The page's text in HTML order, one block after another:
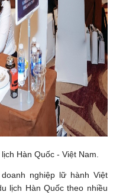
Hàn Quốc - Việt Nam.
nghiệp lữ hành Việt
lịch Hàn Quốc theo nhiều